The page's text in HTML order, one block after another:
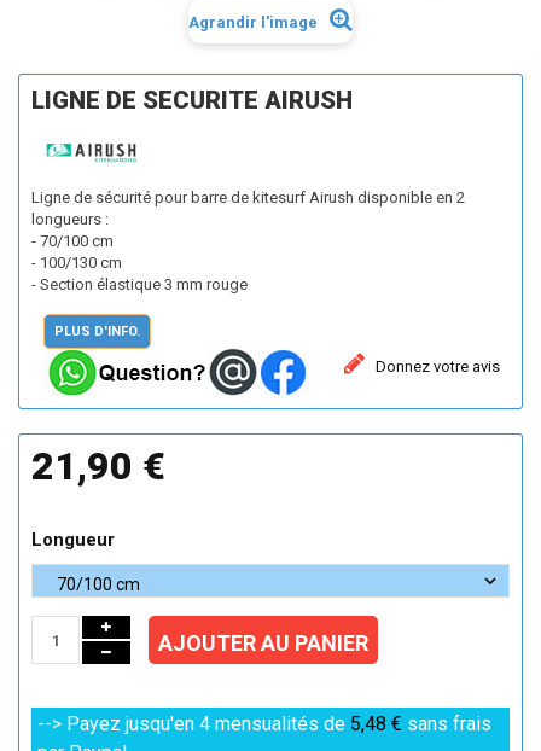
Agrandir l'image
LIGNE DE SECURITE AIRUSH
Ligne de sécurité pour barre de kitesurf Airush disponible en 2
longueurs :
- 70/100 cm
- 100/130 cm
- Section élastique 3 mm rouge
PLUS D'INFO.
Donnez votre avis
21,90 €
Longueur
AJOUTER AU PANIER
--> Payez jusqu'en 4 mensualités de 5,48 € sans frais